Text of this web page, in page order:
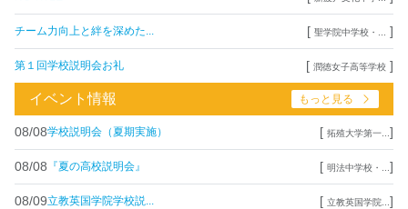
チーム力向上と絆を深めた... [ 聖学院中学校・... ]
第１回学校説明会お礼 [ 潤徳女子高等学校 ]
イベント情報 もっと見る
08/08学校説明会（夏期実施） [ 拓殖大学第一... ]
08/08 『夏の高校説明会』 [ 明法中学校・... ]
08/09立教英国学院学校説... [ 立教英国学院... ]